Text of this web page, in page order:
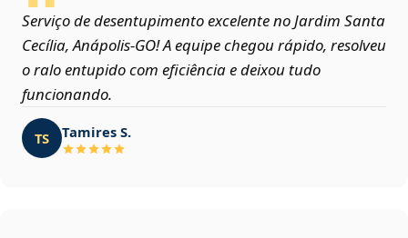
Serviço de desentupimento excelente no Jardim Santa
Cecília, Anápolis‑GO! A equipe chegou rápido, resolveu
o ralo entupido com eficiência e deixou tudo
funcionando.
TS Tamires S.